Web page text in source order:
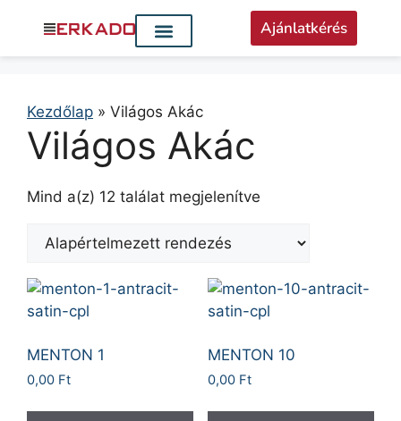
Ajánlatkérés
Kezdőlap » Világos Akác
Világos Akác
Mind a(z) 12 találat megjelenítve
MENTON 1
0,00 Ft
MENTON 10
0,00 Ft